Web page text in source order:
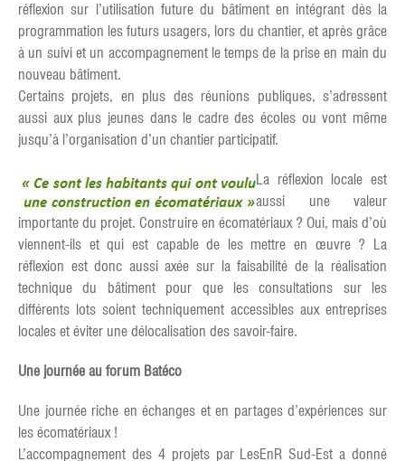
réflexion sur l’utilisation future du bâtiment en intégrant dès la
programmation les futurs usagers, lors du chantier, et après grâce
à un suivi et un accompagnement le temps de la prise en main du
nouveau bâtiment.
Certains projets, en plus des réunions publiques, s’adressent
aussi aux plus jeunes dans le cadre des écoles ou vont même
jusqu’à l’organisation d’un chantier participatif.
La réflexion locale est
aussi une valeur
importante du projet. Construire en écomatériaux ? Oui, mais d’où
viennent-ils et qui est capable de les mettre en œuvre ? La
réflexion est donc aussi axée sur la faisabilité de la réalisation
technique du bâtiment pour que les consultations sur les
différents lots soient techniquement accessibles aux entreprises
locales et éviter une délocalisation des savoir-faire.
Une journée au forum Batéco
Une journée riche en échanges et en partages d’expériences sur
les écomatériaux !
L’accompagnement des 4 projets par LesEnR Sud-Est a donné